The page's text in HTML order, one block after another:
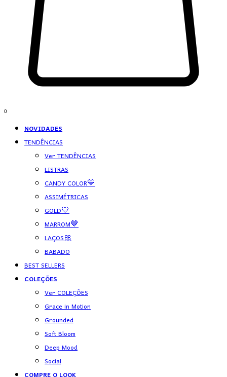
0
NOVIDADES
TENDÊNCIAS
Ver TENDÊNCIAS
LISTRAS
CANDY COLOR💛
ASSIMÉTRICAS
GOLD💛
MARROM🤎
LAÇOS🎀
BABADO
BEST SELLERS
COLEÇÕES
Ver COLEÇÕES
Grace in Motion
Grounded
Soft Bloom
Deep Mood
Social